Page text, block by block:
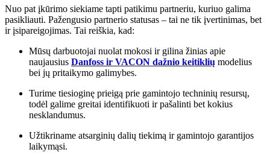
Nuo pat įkūrimo siekiame tapti patikimu partneriu, kuriuo galima
pasikliauti. Pažengusio partnerio statusas – tai ne tik įvertinimas, bet
ir įsipareigojimas. Tai reiškia, kad:
Mūsų darbuotojai nuolat mokosi ir gilina žinias apie
naujausius Danfoss ir VACON dažnio keitiklių modelius
bei jų pritaikymo galimybes.
Turime tiesioginę prieigą prie gamintojo techninių resursų,
todėl galime greitai identifikuoti ir pašalinti bet kokius
nesklandumus.
Užtikriname atsarginių dalių tiekimą ir gamintojo garantijos
laikymąsi.